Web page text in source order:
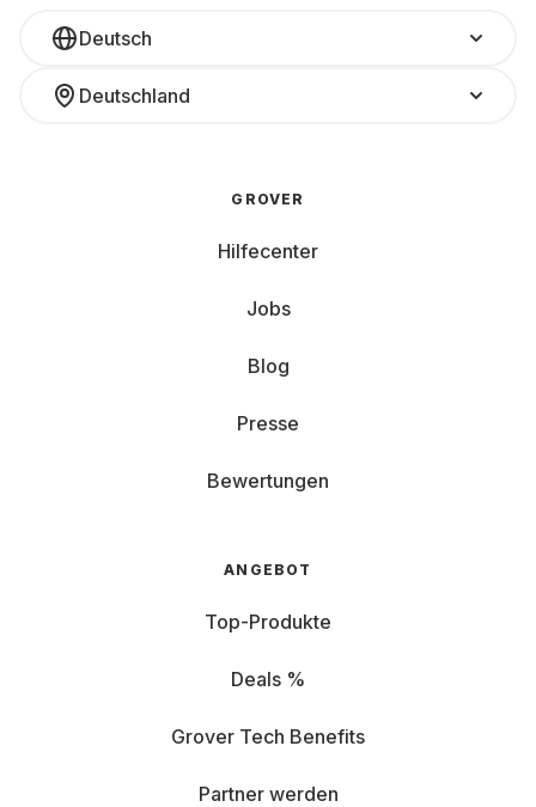
Deutsch
Deutschland
GROVER
Hilfecenter
Jobs
Blog
Presse
Bewertungen
ANGEBOT
Top-Produkte
Deals %
Grover Tech Benefits
Partner werden